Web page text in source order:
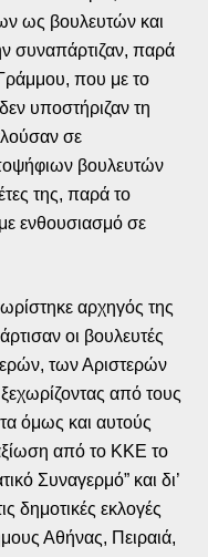
ως βουλευτών και
συναπάρτιζαν, παρά
που με το
υποστήριζαν τη
σε
βουλευτών
της, παρά το
με ενθουσιασμό σε
αρχηγός της
οι βουλευτές
των Αριστερών
από τους
όμως και αυτούς
από το ΚΚΕ το
Συναγερμό” και δι’
δημοτικές εκλογές
Αθήνας, Πειραιά,